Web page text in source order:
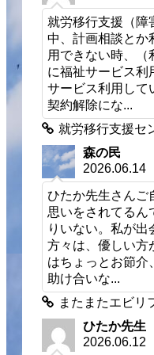
就労移行支援（障
中、計画相談とか
用できない時、（
に福祉サービス利
サービス利用して
契約解除にな...
就労移行支援セ
森の民
2026.06.14
ひたか先生さんご
思いをされてるん
りいない。私が
方々は、優しい方
はちょっとお節介
助け合いな...
またまたエビリ
ひたか先生
2026.06.12